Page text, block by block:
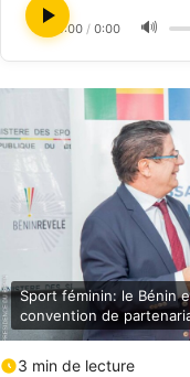
0:00 / 0:00 🔊
Sport féminin: le Bénin
convention de
3 min de lecture